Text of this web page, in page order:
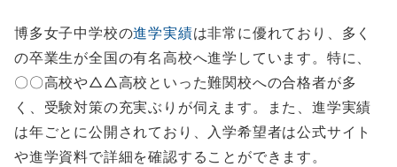
博多女子中学校の進学実績は非常に優れており、多く
の卒業生が全国の有名高校へ進学しています。特に、
〇〇高校や△△高校といった難関校への合格者が多
く、受験対策の充実ぶりが伺えます。また、進学実績
は年ごとに公開されており、入学希望者は公式サイト
や進学資料で詳細を確認することができます。